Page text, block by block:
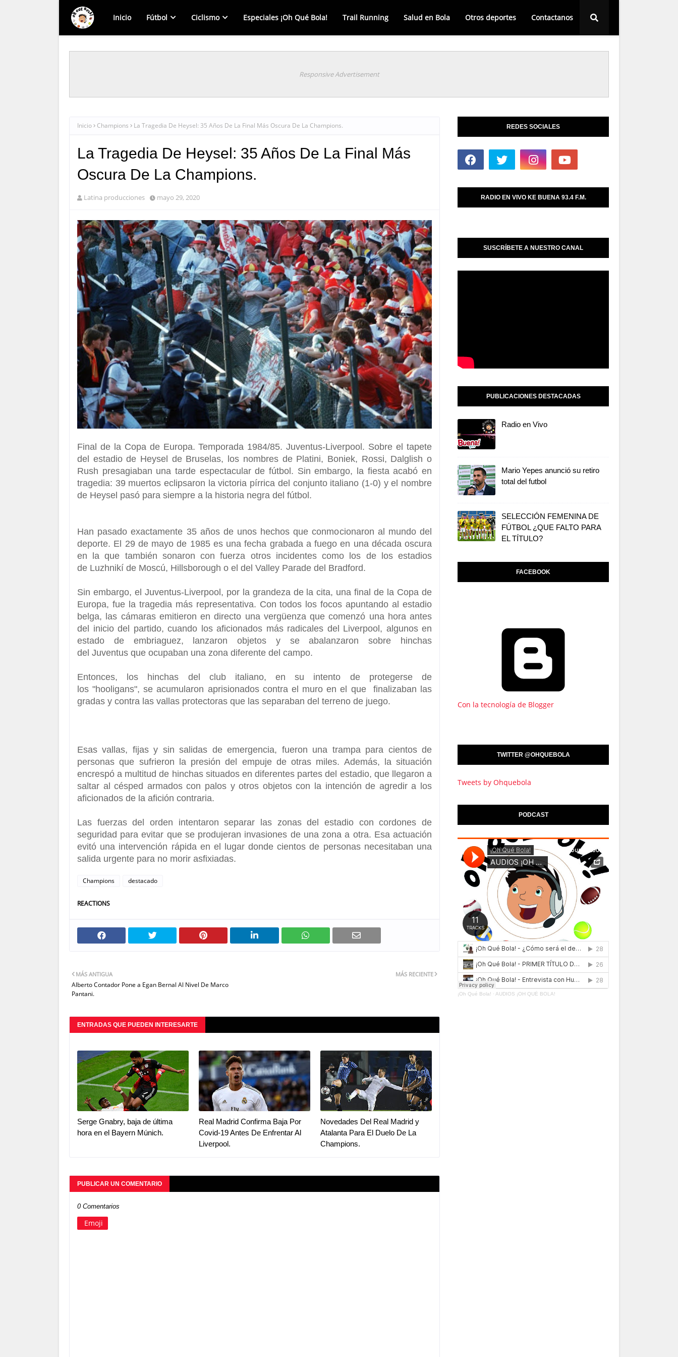
Inicio Fútbol Ciclismo Especiales ¡Oh Qué Bola! Trail Running Salud en Bola Otros deportes Contactanos
Responsive Advertisement
Inicio Champions La Tragedia De Heysel: 35 Años De La Final Más Oscura De La Champions.
La Tragedia De Heysel: 35 Años De La Final Más
Oscura De La Champions.
Latina producciones mayo 29, 2020
Final de la Copa de Europa. Temporada 1984/85.Juventus-Liverpool. Sobre el tapete
del estadio de Heysel de Bruselas, los nombres dePlatini, Boniek, Rossi, Dalglish o
Rush presagiaban una tarde espectacular de fútbol. Sin embargo, la fiesta acabó en
tragedia: 39 muertos eclipsaron la victoria pírrica del conjunto italiano (1-0) y el nombre
de Heysel pasó para siempre a la historia negra del fútbol.
Han pasado exactamente 35 años de unos hechos que conmocionaron al mundo del
deporte. El 29 de mayo de 1985 es una fecha grabada a fuego en una década oscura
en la que también sonaron con fuerza otros incidentes como los de los estadios
de Luzhnikí de Moscú, Hillsborough o el del Valley Parade del Bradford.
Sin embargo, el Juventus-Liverpool, por la grandeza de la cita, una final de la Copa de
Europa, fue la tragedia más representativa. Con todos los focos apuntando al estadio
belga, las cámaras emitieron en directo una vergüenza que comenzó una hora antes
del inicio del partido, cuando los aficionados más radicales del Liverpool, algunos en
estado de embriaguez, lanzaron objetos y se abalanzaron sobre hinchas
del Juventus que ocupaban una zona diferente del campo.
Entonces, los hinchas del club italiano, en su intento de protegerse de
los "hooligans",se acumularon aprisionados contra el muro en el que finalizaban las
gradas y contra las vallas protectoras que las separaban del terreno de juego.
Esas vallas, fijas y sin salidas de emergencia, fueron una trampa para cientos de
personas que sufrieron la presión del empuje de otras miles. Además, la situación
encrespó a multitud de hinchas situados en diferentes partes del estadio, que llegaron a
saltar al césped armados con palos y otros objetos con la intención de agredir a los
aficionados de la afición contraria.
Las fuerzas del orden intentaron separar las zonas del estadio con cordones de
seguridad para evitar que se produjeran invasiones de una zona a otra. Esa actuación
evitó una intervención rápida en el lugar donde cientos de personas necesitaban una
salida urgente para no morir asfixiadas.
Champions destacado
REACTIONS
MÁS RECIENTE
MÁS ANTIGUA
Alberto Contador Pone a Egan Bernal Al Nivel De Marco
Pantani.
ENTRADAS QUE PUEDEN INTERESARTE
Serge Gnabry, baja de última
hora en el Bayern Múnich.
Real Madrid Confirma Baja Por
Covid-19 Antes De Enfrentar Al
Liverpool.
Novedades Del Real Madrid y
Atalanta Para El Duelo De La
Champions.
PUBLICAR UN COMENTARIO
0 Comentarios
Emoji
REDES SOCIALES
RADIO EN VIVO KE BUENA 93.4 F.M.
SUSCRÍBETE A NUESTRO CANAL
PUBLICACIONES DESTACADAS
Radio en Vivo
Mario Yepes anunció su retiro
total del futbol
SELECCIÓN FEMENINA DE
FÚTBOL ¿QUE FALTO PARA
EL TÍTULO?
FACEBOOK
Con la tecnología de Blogger
TWITTER @OHQUEBOLA
Tweets by Ohquebola
PODCAST
¡Oh Qué Bola! · AUDIOS ¡OH QUÉ BOLA!